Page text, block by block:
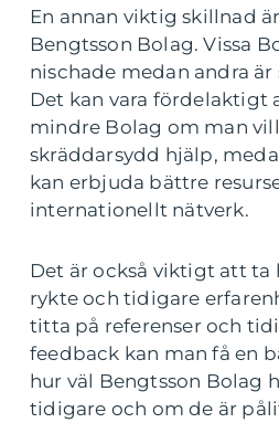
En annan viktig skillnad
Bengtsson Bolag. Vissa
nischade medan andra
Det kan vara fördelaktigt
mindre Bolag om man
skräddarsydd hjälp,
kan erbjuda bättre
internationellt nätverk.
Det är också viktigt att ta
rykte och tidigare
titta på referenser och
feedback kan man få en
hur väl Bengtsson Bolag
tidigare och om de är